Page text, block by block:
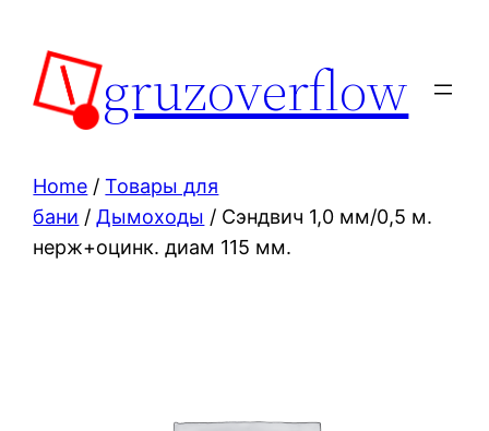
content
gruzoverflow
Home /Товары для
бани /Дымоходы / Сэндвич 1,0 мм/0,5 м.
нерж+оцинк. диам 115 мм.